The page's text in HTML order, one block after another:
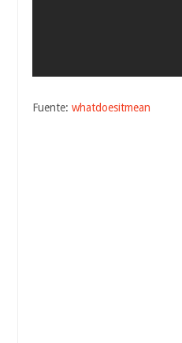
Fuente: whatdoesitmean